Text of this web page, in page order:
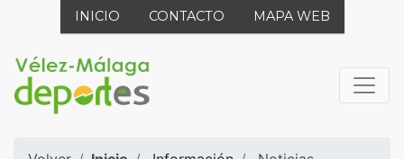
INICIO CONTACTO MAPA WEB